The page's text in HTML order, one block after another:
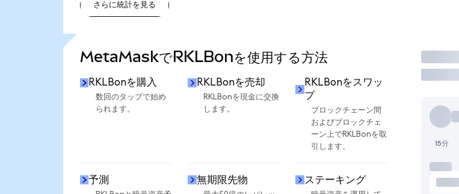
さらに統計を見る
MetaMaskでRKLBonを使用する方法
RKLBonを購入
数回のタップで始め
られます。
RKLBonを売却
RKLBonを現金に交換
します。
RKLBonをスワッ
プ
ブロックチェーン間
およびブロックチェ
ーン上でRKLBonを取
引します。
予測 無期限先物 ステーキング
取引
15分